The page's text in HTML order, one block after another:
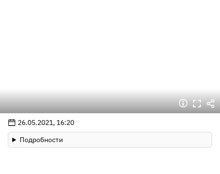
26.05.2021, 16:20
Подробности